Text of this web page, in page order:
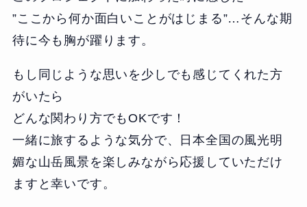
”ここから何か面白いことがはじまる”…そんな期
待に今も胸が躍ります。
もし同じような思いを少しでも感じてくれた方
がいたら
どんな関わり方でもOKです！
一緒に旅するような気分で、日本全国の風光明
媚な山岳風景を楽しみながら応援していただけ
ますと幸いです。